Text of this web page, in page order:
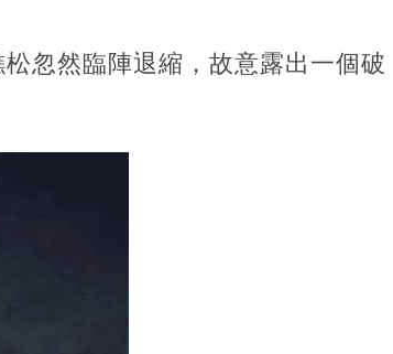
忽然臨陣退縮，故意露出一個破